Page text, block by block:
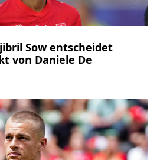
Sow entscheidet
von Daniele De